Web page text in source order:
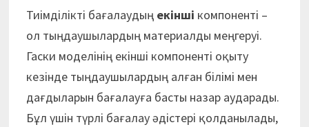
Тиімділікті бағалаудыңекінші компоненті –
ол тыңдаушылардың материалды меңгеруі.
Гаски моделінің екінші компоненті оқыту
кезінде тыңдаушылардың алған білімі мен
дағдыларын бағалауға басты назар аударады.
Бұл үшін түрлі бағалау әдістері қолданылады,